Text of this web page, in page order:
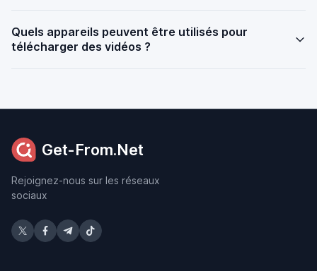
Quels appareils peuvent être utilisés pour
télécharger des vidéos ?
Get-From.Net
Rejoignez-nous sur les réseaux
sociaux